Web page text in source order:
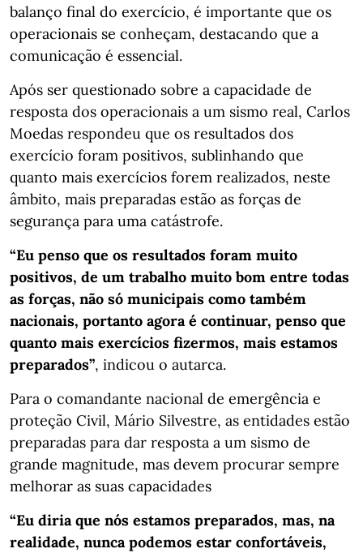
balanço final do exercício, é importante que os
operacionais se conheçam, destacando que a
comunicação é essencial.
Após ser questionado sobre a capacidade de
resposta dos operacionais a um sismo real, Carlos
Moedas respondeu que os resultados dos
exercício foram positivos, sublinhando que
quanto mais exercícios forem realizados, neste
âmbito, mais preparadas estão as forças de
segurança para uma catástrofe.
“Eu penso que os resultados foram muito
positivos, de um trabalho muito bom entre todas
as forças, não só municipais como também
nacionais, portanto agora é continuar, penso que
quanto mais exercícios fizermos, mais estamos
preparados”, indicou o autarca.
Para o comandante nacional de emergência e
proteção Civil, Mário Silvestre, as entidades estão
preparadas para dar resposta a um sismo de
grande magnitude, mas devem procurar sempre
melhorar as suas capacidades
“Eu diria que nós estamos preparados, mas, na
realidade, nunca podemos estar confortáveis,